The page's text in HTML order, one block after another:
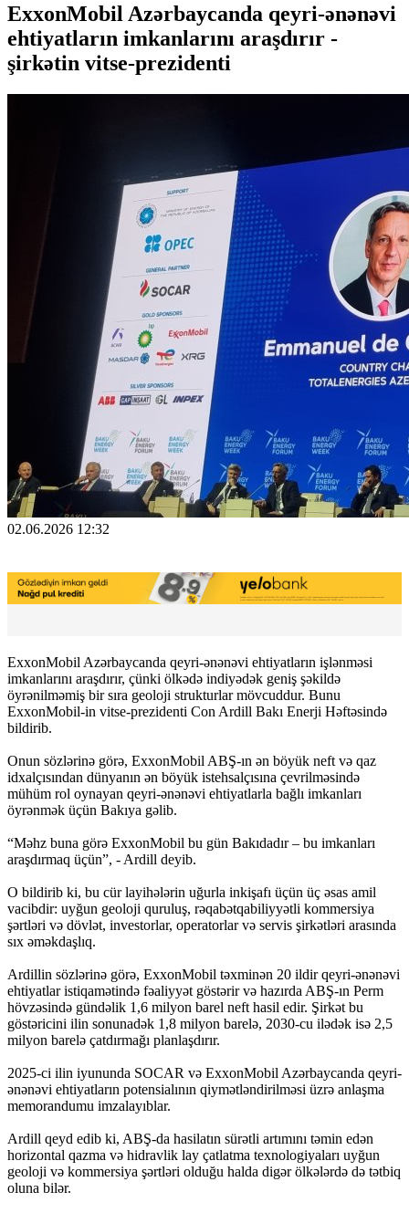
ExxonMobil Azərbaycanda qeyri-ənənəvi
ehtiyatların imkanlarını araşdırır -
şirkətin vitse-prezidenti
02.06.2026 12:32
ExxonMobil Azərbaycanda qeyri-ənənəvi ehtiyatların işlənməsi
imkanlarını araşdırır, çünki ölkədə indiyədək geniş şəkildə
öyrənilməmiş bir sıra geoloji strukturlar mövcuddur. Bunu
ExxonMobil-in vitse-prezidenti Con Ardill Bakı Enerji Həftəsində
bildirib.
Onun sözlərinə görə, ExxonMobil ABŞ-ın ən böyük neft və qaz
idxalçısından dünyanın ən böyük istehsalçısına çevrilməsində
mühüm rol oynayan qeyri-ənənəvi ehtiyatlarla bağlı imkanları
öyrənmək üçün Bakıya gəlib.
“Məhz buna görə ExxonMobil bu gün Bakıdadır – bu imkanları
araşdırmaq üçün”, - Ardill deyib.
O bildirib ki, bu cür layihələrin uğurla inkişafı üçün üç əsas amil
vacibdir: uyğun geoloji quruluş, rəqabətqabiliyyətli kommersiya
şərtləri və dövlət, investorlar, operatorlar və servis şirkətləri arasında
sıx əməkdaşlıq.
Ardillin sözlərinə görə, ExxonMobil təxminən 20 ildir qeyri-ənənəvi
ehtiyatlar istiqamətində fəaliyyət göstərir və hazırda ABŞ-ın Perm
hövzəsində gündəlik 1,6 milyon barel neft hasil edir. Şirkət bu
göstəricini ilin sonunadək 1,8 milyon barelə, 2030-cu ilədək isə 2,5
milyon barelə çatdırmağı planlaşdırır.
2025-ci ilin iyununda SOCAR və ExxonMobil Azərbaycanda qeyri-
ənənəvi ehtiyatların potensialının qiymətləndirilməsi üzrə anlaşma
memorandumu imzalayıblar.
Ardill qeyd edib ki, ABŞ-da hasilatın sürətli artımını təmin edən
horizontal qazma və hidravlik lay çatlatma texnologiyaları uyğun
geoloji və kommersiya şərtləri olduğu halda digər ölkələrdə də tətbiq
oluna bilər.